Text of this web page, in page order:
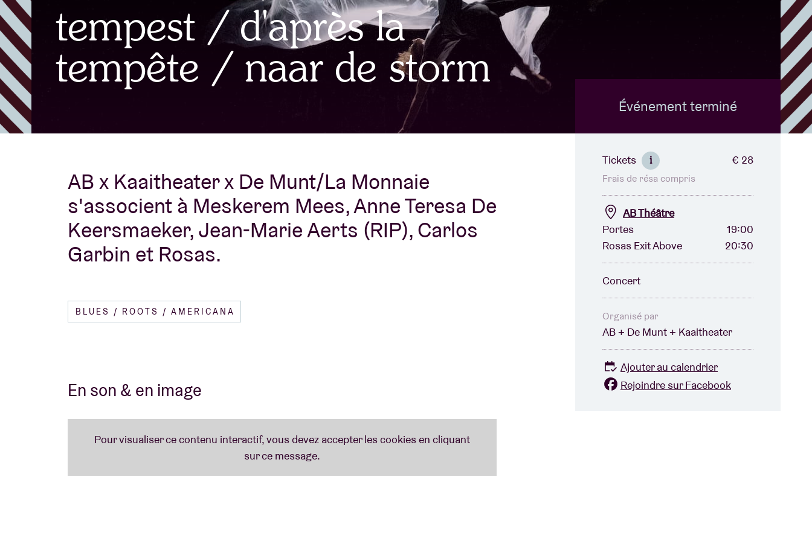
Infos visiteurs
AB ❤ you
À propos de l'AB
Contact
tempest / d'après la
tempête / naar de storm
AB x Kaaitheater x De Munt/La Monnaie
s'associent à Meskerem Mees, Anne Teresa De
Keersmaeker, Jean-Marie Aerts (RIP), Carlos
Garbin et Rosas.
BLUES / ROOTS / AMERICANA
En son & en image
Événement terminé
Tickets i € 28
Frais de résa compris
AB Théâtre
Portes
19:00
Rosas Exit Above
20:30
Concert
Organisé par
AB + De Munt + Kaaitheater
Ajouter au calendrier
Rejoindre sur Facebook